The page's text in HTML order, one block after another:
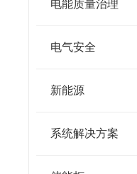
电能质量治理
电气安全
新能源
系统解决方案